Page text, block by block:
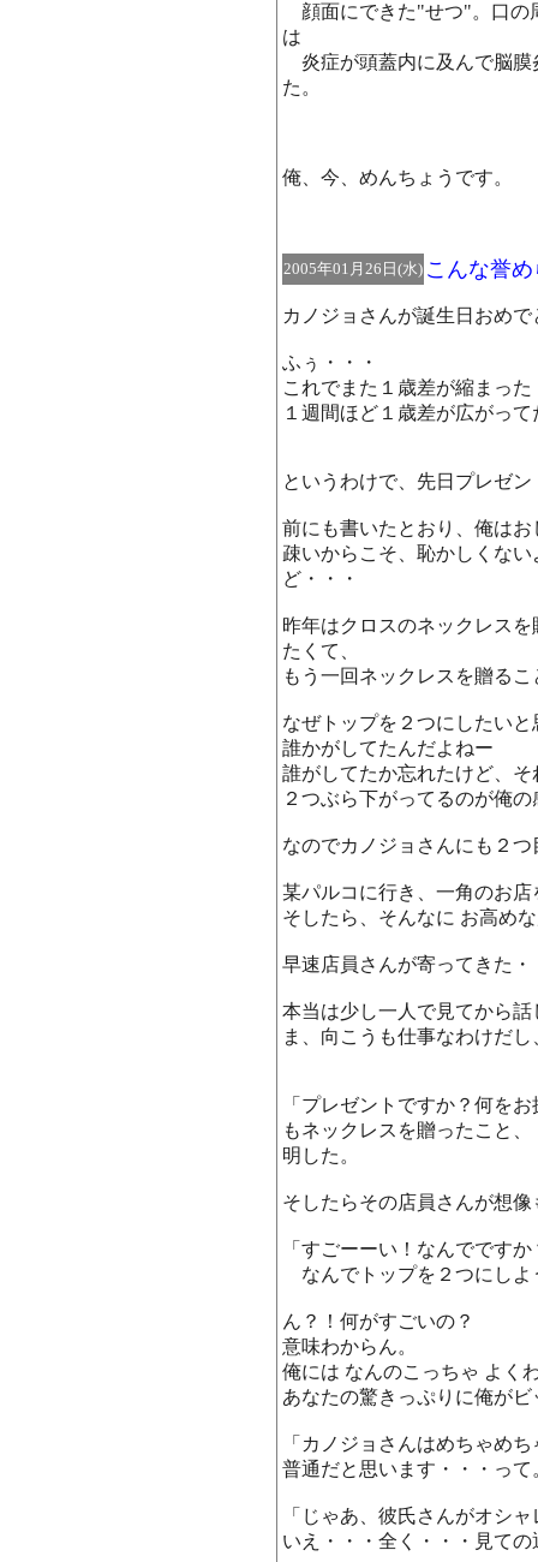
顔面にできた"せつ"。口の
は
炎症が頭蓋内に及んで脳膜
た。
俺、今、めんちょうです
2005年01月26日(水) こんな誉
カノジョさんが誕生日おめ
ふぅ・・・
これでまた１歳差が縮まった
１週間ほど１歳差が広がっ
というわけで、先日プレゼ
前にも書いたとおり、俺は
疎いからこそ、恥かしくな
ど・・・
昨年はクロスのネックレス
たくて、
もう一回ネックレスを贈る
なぜトップを２つにしたい
誰かがしてたんだよねー
誰がしてたか忘れたけど、
２つぶら下がってるのが俺
なのでカノジョさんにも２
某パルコに行き、一角のお
そしたら、そんなに お高め
早速店員さんが寄ってきた・
本当は少し一人で見てから
ま、向こうも仕事なわけだ
「プレゼントですか？何を
もネックレスを贈ったこと
明した。
そしたらその店員さんが想
「すごーーい！なんでですか
なんでトップを２つにしよ
ん？！何がすごいの？
意味わからん。
俺には なんのこっちゃ よく
あなたの驚きっぷりに俺が
「カノジョさんはめちゃめ
普通だと思います・・・って
「じゃあ、彼氏さんがオシ
いえ・・・全く・・・見て